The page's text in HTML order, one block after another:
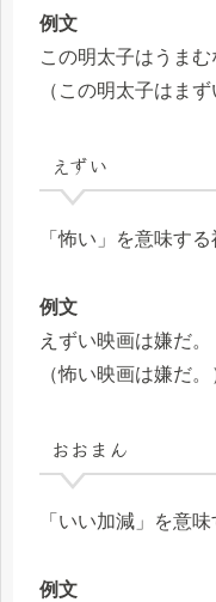
例文
この明太子はうまむ
（この明太子はまず
えずい
「怖い」を意味す
例文
えずい映画は嫌だ。
（怖い映画は嫌だ。
おおまん
「いい加減」を意
例文